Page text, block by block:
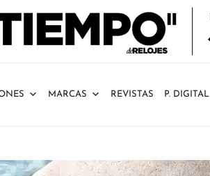
MARCAS REVISTAS P. DIGITAL